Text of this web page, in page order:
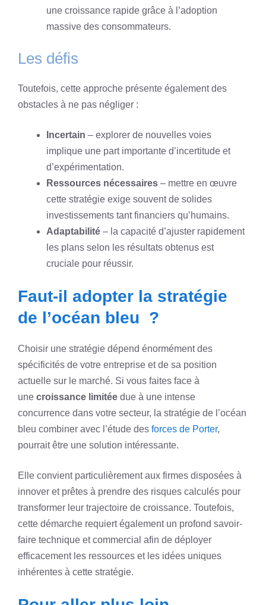
une croissance rapide grâce à l’adoption
massive des consommateurs.
Les défis
Toutefois, cette approche présente également des
obstacles à ne pas négliger :
Incertain – explorer de nouvelles voies
implique une part importante d’incertitude et
d’expérimentation.
Ressources nécessaires – mettre en œuvre
cette stratégie exige souvent de solides
investissements tant financiers qu’humains.
Adaptabilité – la capacité d’ajuster rapidement
les plans selon les résultats obtenus est
cruciale pour réussir.
Faut-il adopter la stratégie
de l’océan bleu ?
Choisir une stratégie dépend énormément des
spécificités de votre entreprise et de sa position
actuelle sur le marché. Si vous faites face à
une croissance limitée due à une intense
concurrence dans votre secteur, la stratégie de l’océan
bleu combiner avec l’étude des forces de Porter,
pourrait être une solution intéressante.
Elle convient particulièrement aux firmes disposées à
innover et prêtes à prendre des risques calculés pour
transformer leur trajectoire de croissance. Toutefois,
cette démarche requiert également un profond savoir-
faire technique et commercial afin de déployer
efficacement les ressources et les idées uniques
inhérentes à cette stratégie.